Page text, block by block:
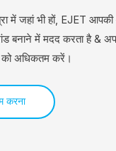
में जहां भी हों, EJET
बनाने में मदद करता है &
अधिकतम करें।
करना